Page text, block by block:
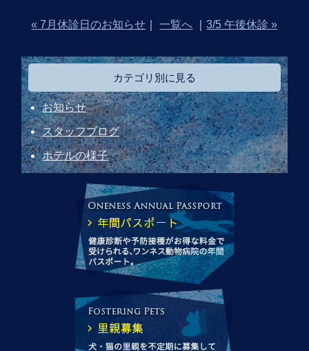
« 7月休診日のお知らせ 一覧へ ｜3/5 午後休診 »
カテゴリ別に見る
お知らせ
スタッフブログ
ホテルの様子